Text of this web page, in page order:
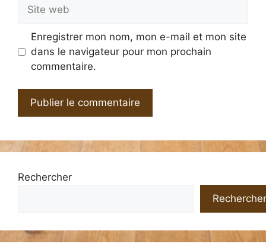
web
Enregistrer mon nom, mon e-mail et mon site
dans le navigateur pour mon prochain
commentaire.
Rechercher
Rechercher